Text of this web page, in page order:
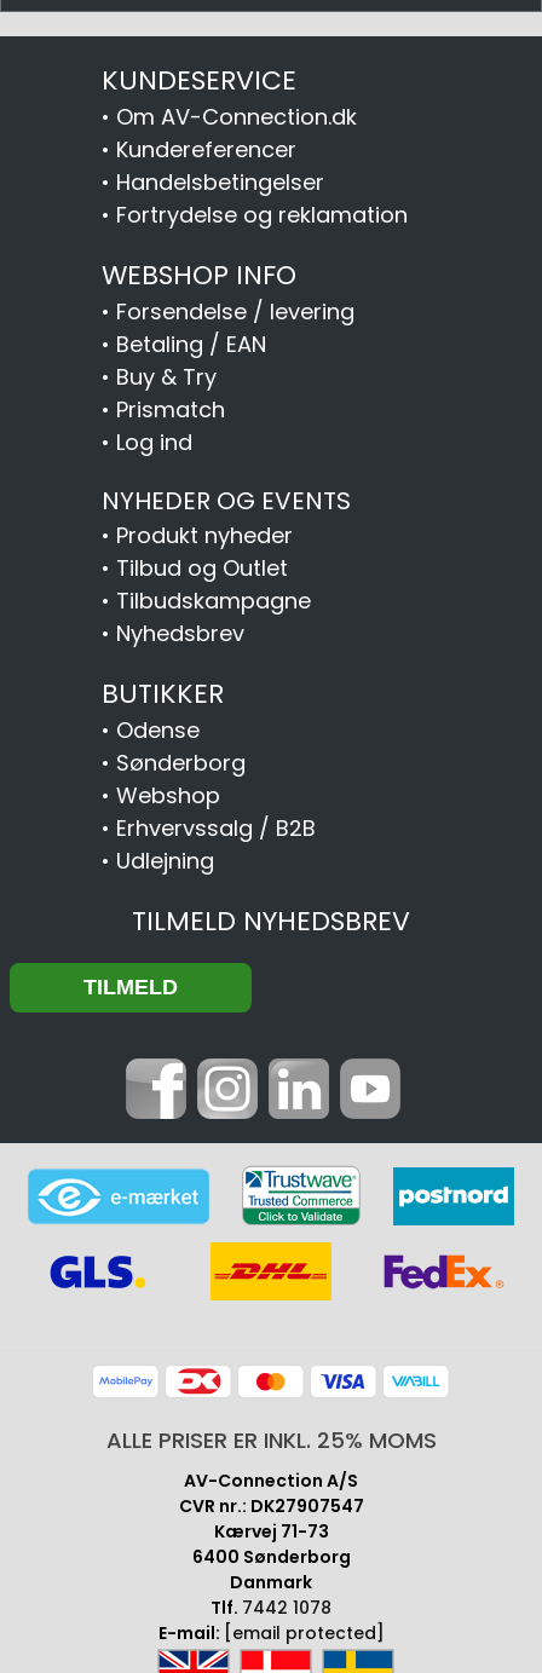
KUNDESERVICE
• Om AV-Connection.dk
• Kundereferencer
• Handelsbetingelser
• Fortrydelse og reklamation
WEBSHOP INFO
• Forsendelse / levering
• Betaling / EAN
• Buy & Try
• Prismatch
• Log ind
NYHEDER OG EVENTS
• Produkt nyheder
• Tilbud og Outlet
• Tilbudskampagne
• Nyhedsbrev
BUTIKKER
• Odense
• Sønderborg
• Webshop
• Erhvervssalg / B2B
• Udlejning
TILMELD NYHEDSBREV
ALLE PRISER ER INKL. 25% MOMS
AV-Connection A/S
CVR nr.: DK27907547
Kærvej 71-73
6400 Sønderborg
Danmark
Tlf. 7442 1078
E-mail: [email protected]